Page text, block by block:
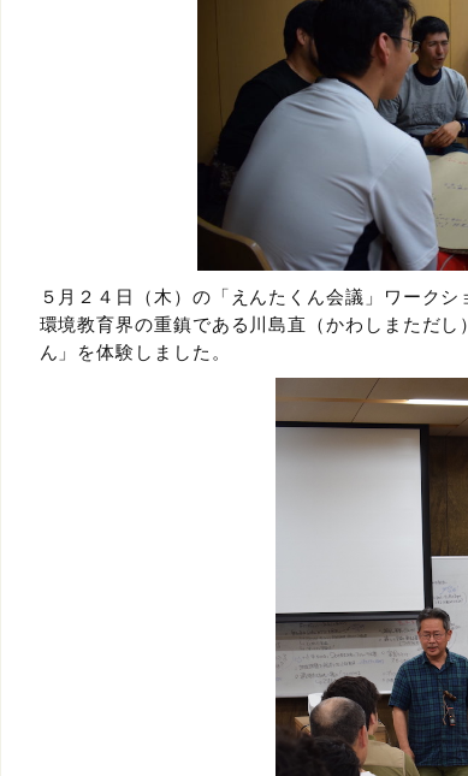
５月２４日（木）の「えんたくん会議」ワーク
環境教育界の重鎮である川島直（かわしまただ
ん」を体験しました。